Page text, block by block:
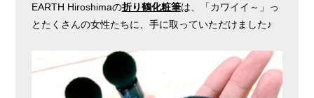
EARTH Hiroshimaの折り鶴化粧筆は、「カワイイ～」っ
とたくさんの女性たちに、手に取っていただけました♪